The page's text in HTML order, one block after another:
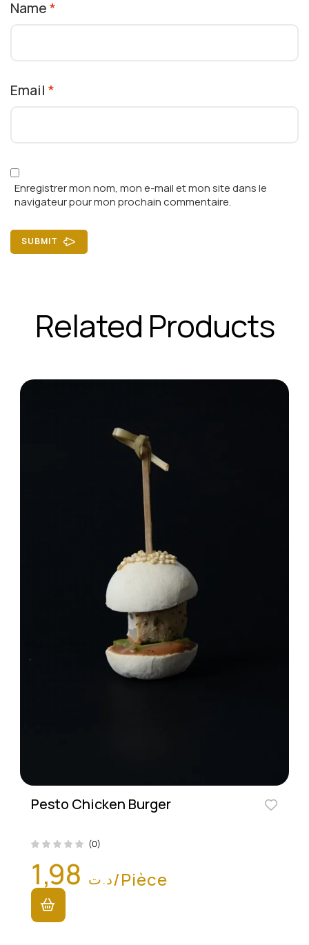
Name*
Email *
Enregistrer mon nom, mon e-mail et mon site dans le
navigateur pour mon prochain commentaire.
SUBMIT
Related Products
Pesto Chicken Burger
(0)
د.ت/Pièce